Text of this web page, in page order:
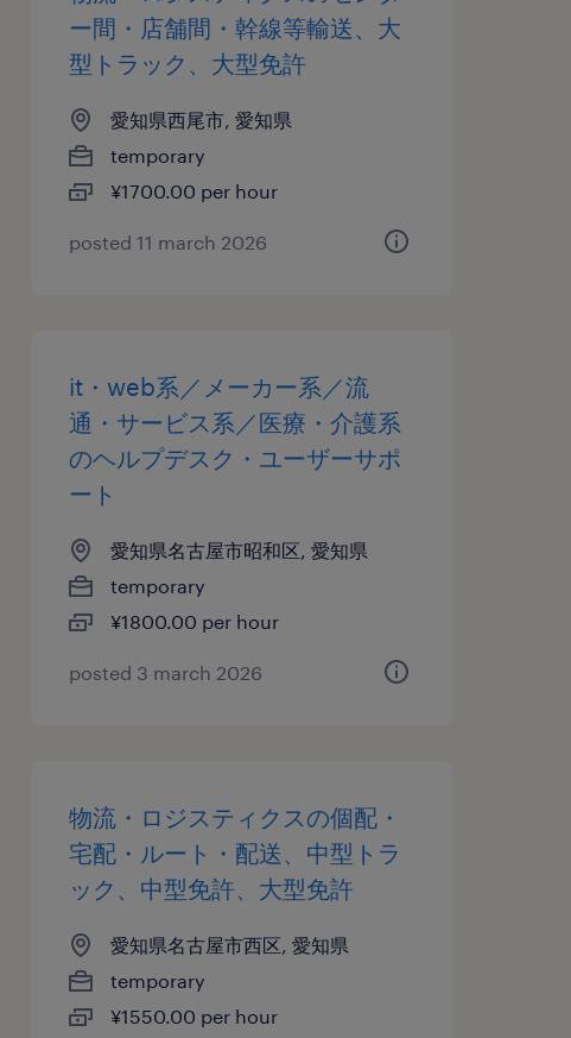
ー間・店舗間・幹線等輸送、大
型トラック、大型免許
愛知県西尾市, 愛知県
temporary
¥1700.00 per hour
posted 11 march 2026
it・web系／メーカー系／流
通・サービス系／医療・介護系
のヘルプデスク・ユーザーサポ
ート
愛知県名古屋市昭和区, 愛知県
temporary
¥1800.00 per hour
posted 3 march 2026
物流・ロジスティクスの個配・
宅配・ルート・配送、中型トラ
ック、中型免許、大型免許
愛知県名古屋市西区, 愛知県
temporary
¥1550.00 per hour